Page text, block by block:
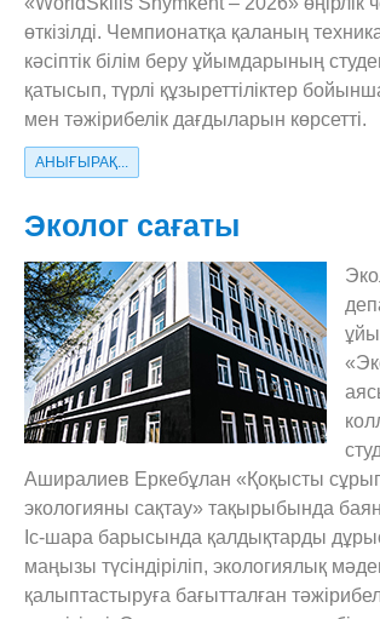
өткізілді. Чемпионатқа қаланың
кәсіптік білім беру ұйымдарының
қатысып, түрлі құзыреттіліктер
мен тәжірибелік дағдыларын көрсетті.
АНЫҒЫРАҚ...
Эколог сағаты
Аширалиев Еркебұлан «Қоқысты
экологияны сақтау» тақырыбында
Іс-шара барысында қалдықтарды
маңызы түсіндіріліп, экологиялық
қалыптастыруға бағытталған